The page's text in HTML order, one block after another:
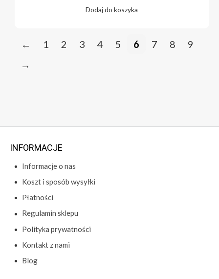
Dodaj do koszyka
← 1 2 3 4 5 6 7 8
9
→
INFORMACJE
Informacje o nas
Koszt i sposób wysyłki
Płatności
Regulamin sklepu
Polityka prywatności
Kontakt z nami
Blog